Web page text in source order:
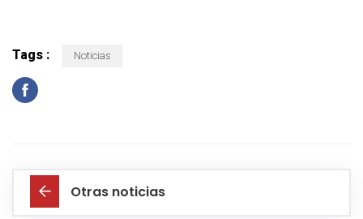
Tags : Noticias
Otras noticias